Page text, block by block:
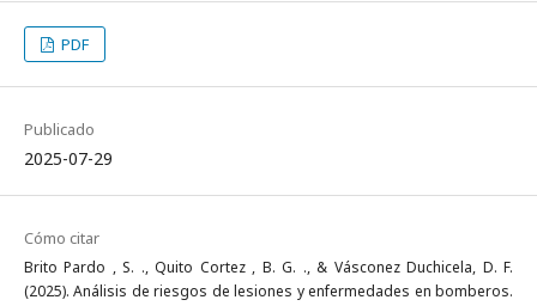
PDF
Publicado
2025-07-29
Cómo citar
Brito Pardo , S. ., Quito Cortez , B. G. ., & Vásconez Duchicela, D. F.
(2025). Análisis de riesgos de lesiones y enfermedades en bomberos.